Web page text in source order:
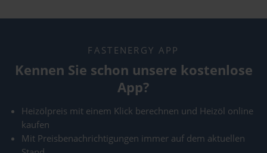
FASTENERGY APP
Kennen Sie schon unsere kostenlose
App?
Heizölpreis mit einem Klick berechnen und Heizöl online
kaufen
Mit Preisbenachrichtigungen immer auf dem aktuellen